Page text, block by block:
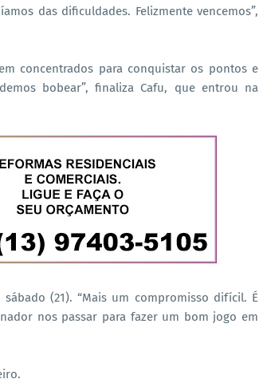
das dificuldades. Felizmente vencemos”,
concentrados para conquistar os pontos e
bobear”, finaliza Cafu, que entrou na
(21). “Mais um compromisso difícil. É
nos passar para fazer um bom jogo em